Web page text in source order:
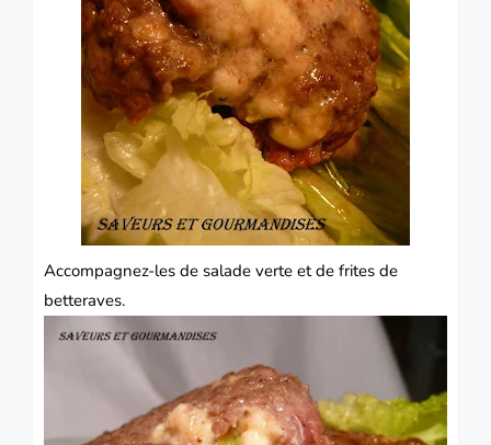
Accompagnez-les de salade verte et de frites de
betteraves.